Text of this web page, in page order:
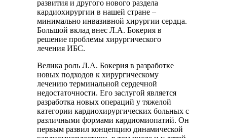
развития и другого нового раздела
кардиохирургии в нашей стране –
минимально инвазивной хирургии сердца.
Большой вклад внес Л.А. Бокерия в
решение проблемы хирургического
лечения ИБС.
Велика роль Л.А. Бокерия в разработке
новых подходов к хирургическому
лечению терминальной сердечной
недостаточности. Его заслугой является
разработка новых операций у тяжелой
категории кардиохирургических больных с
различными формами кардиомиопатий. Он
первым развил концепцию динамической